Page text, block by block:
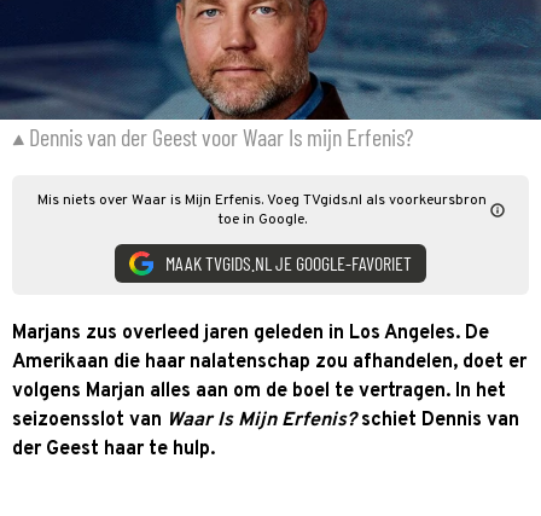
Dennis van der Geest voor Waar Is mijn Erfenis?
Mis niets over Waar is Mijn Erfenis. Voeg TVgids.nl als voorkeursbron
toe in Google.
MAAK TVGIDS.NL JE GOOGLE-FAVORIET
Marjans zus overleed jaren geleden in Los Angeles. De
Amerikaan die haar nalatenschap zou afhandelen, doet er
volgens Marjan alles aan om de boel te vertragen. In het
seizoensslot van Waar Is Mijn Erfenis?schiet Dennis van
der Geest haar te hulp.